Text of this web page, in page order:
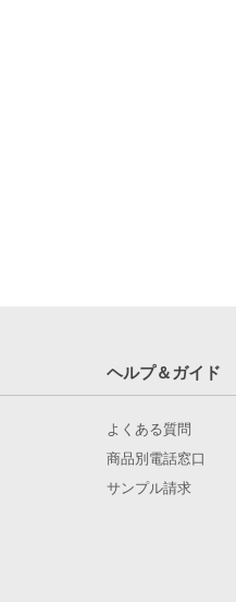
ヘルプ＆ガイド
よくある質問
商品別電話窓口
サンプル請求